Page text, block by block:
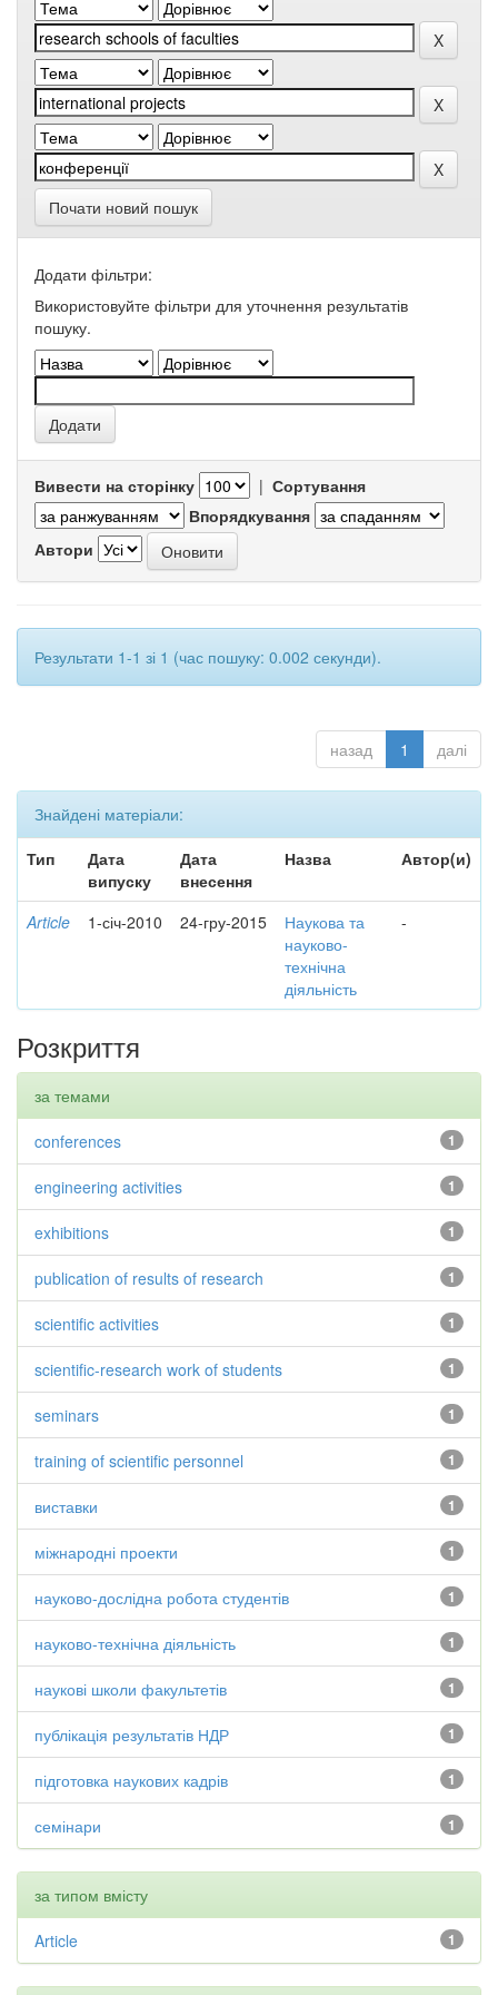
Почати новий пошук
Додати фільтри:
Використовуйте фільтри для уточнення результатів
пошуку.
Вивести на сторінку | Сортування
Впорядкування
Автори
Результати 1-1 зі 1 (час пошуку: 0.002 секунди).
назад 1 далі
Знайдені матеріали:
Тип
Дата
випуску
Дата
внесення
Назва Автор(и)
Article 1-січ-2010 24-гру-2015
Наукова та
науково-
технічна
діяльність
-
Розкриття
за темами
1
conferences
1
engineering activities
1
exhibitions
1
publication of results of research
1
scientific activities
1
scientific-research work of students
1
seminars
1
training of scientific personnel
1
виставки
1
міжнародні проекти
1
науково-дослідна робота студентів
1
науково-технічна діяльність
1
наукові школи факультетів
1
публікація результатів НДР
1
підготовка наукових кадрів
1
семінари
за типом вмісту
1
Article